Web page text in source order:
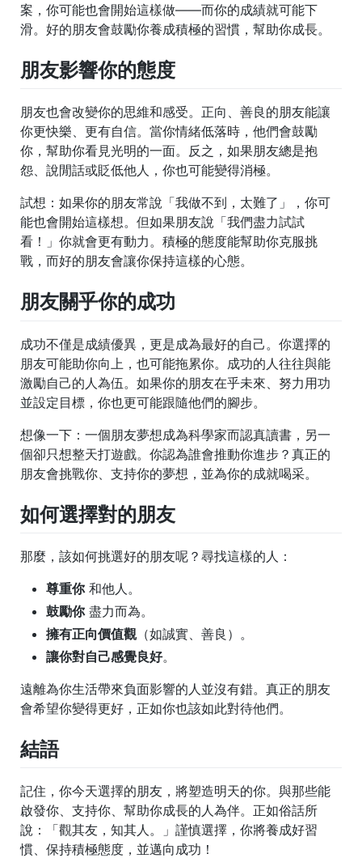
案，你可能也會開始這樣做——而你的成績就可能下
滑。好的朋友會鼓勵你養成積極的習慣，幫助你成長。
朋友影響你的態度
朋友也會改變你的思維和感受。正向、善良的朋友能讓
你更快樂、更有自信。當你情緒低落時，他們會鼓勵
你，幫助你看見光明的一面。反之，如果朋友總是抱
怨、說閒話或貶低他人，你也可能變得消極。
試想：如果你的朋友常說「我做不到，太難了」，你可
能也會開始這樣想。但如果朋友說「我們盡力試試
看！」你就會更有動力。積極的態度能幫助你克服挑
戰，而好的朋友會讓你保持這樣的心態。
朋友關乎你的成功
成功不僅是成績優異，更是成為最好的自己。你選擇的
朋友可能助你向上，也可能拖累你。成功的人往往與能
激勵自己的人為伍。如果你的朋友在乎未來、努力用功
並設定目標，你也更可能跟隨他們的腳步。
想像一下：一個朋友夢想成為科學家而認真讀書，另一
個卻只想整天打遊戲。你認為誰會推動你進步？真正的
朋友會挑戰你、支持你的夢想，並為你的成就喝采。
如何選擇對的朋友
那麼，該如何挑選好的朋友呢？尋找這樣的人：
尊重你和他人。
鼓勵你盡力而為。
擁有正向價值觀（如誠實、善良）。
讓你對自己感覺良好。
遠離為你生活帶來負面影響的人並沒有錯。真正的朋友
會希望你變得更好，正如你也該如此對待他們。
結語
記住，你今天選擇的朋友，將塑造明天的你。與那些能
啟發你、支持你、幫助你成長的人為伴。正如俗話所
說：「觀其友，知其人。」謹慎選擇，你將養成好習
慣、保持積極態度，並邁向成功！